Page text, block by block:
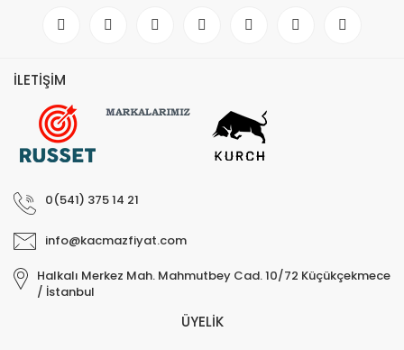
İLETİŞİM
0(541) 375 14 21
info@kacmazfiyat.com
Halkalı Merkez Mah. Mahmutbey Cad. 10/72 Küçükçekmece
/ İstanbul
ÜYELİK